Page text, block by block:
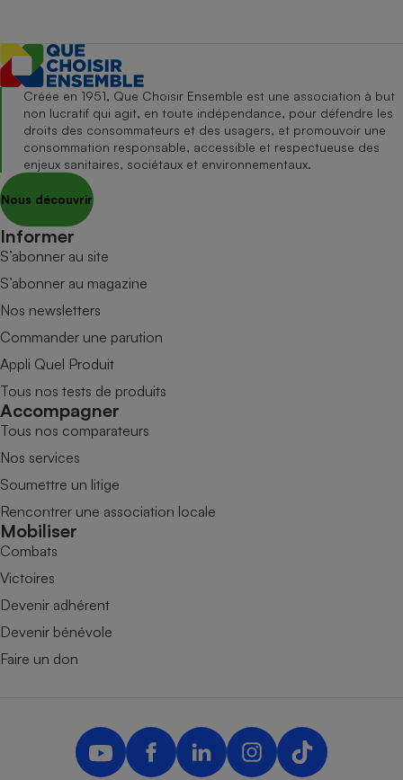
Créée en 1951, Que Choisir Ensemble est une association à but
non lucratif qui agit, en toute indépendance, pour défendre les
droits des consommateurs et des usagers, et promouvoir une
consommation responsable, accessible et respectueuse des
enjeux sanitaires, sociétaux et environnementaux.
Nous découvrir
Informer
S’abonner au site
S’abonner au magazine
Nos newsletters
Commander une parution
Appli Quel Produit
Tous nos tests de produits
Accompagner
Tous nos comparateurs
Nos services
Soumettre un litige
Rencontrer une association locale
Mobiliser
Combats
Victoires
Devenir adhérent
Devenir bénévole
Faire un don